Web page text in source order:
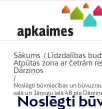
Sākums / Līdzdalības
Atpūtas zona ar četrām
Dārziņos
/
Noslēgti būvniecības un
salā un Jāņogu ielā 48 pie
Noslēgti